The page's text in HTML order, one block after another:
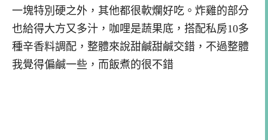
一塊特別硬之外，其他都很軟爛好吃。炸雞的部分
也給得大方又多汁，咖哩是蔬果底，搭配私房10多
種辛香料調配，整體來說甜鹹甜鹹交錯，不過整體
我覺得偏鹹一些，而飯煮的很不錯